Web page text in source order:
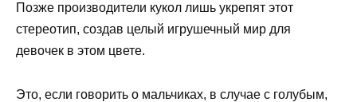
Позже производители кукол лишь укрепят этот
стереотип, создав целый игрушечный мир для
девочек в этом цвете.
Это, если говорить о мальчиках, в случае с голубым,